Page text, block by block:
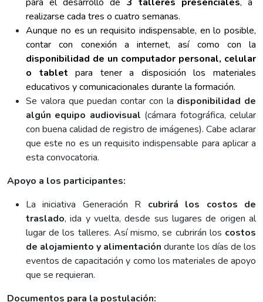
realizarse cada tres o cuatro semanas.
Aunque no es un requisito indispensable, en lo posible,
contar con conexión a internet, así como con la
disponibilidad de un computador personal, celular
o tablet para tener a disposición los materiales
educativos y comunicacionales durante la formación.
Se valora que puedan contar con la disponibilidad de
algún equipo audiovisual (cámara fotográfica, celular
con buena calidad de registro de imágenes). Cabe aclarar
que este no es un requisito indispensable para aplicar a
esta convocatoria.
Apoyo a los participantes:
La iniciativa Generación R cubrirá los costos de
traslado, ida y vuelta, desde sus lugares de origen al
lugar de los talleres. Así mismo, se cubrirán los costos
de alojamiento y alimentación durante los días de los
eventos de capacitación y como los materiales de apoyo
que se requieran.
Documentos para la postulación: